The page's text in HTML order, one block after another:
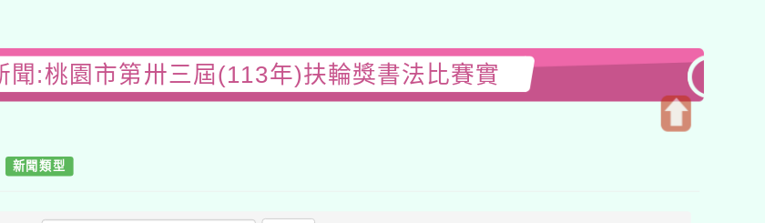
聞:桃園市第卅三屆(113年)扶輪獎書法比賽實
新聞類型